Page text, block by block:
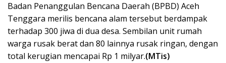
Badan Penanggulan Bencana Daerah (BPBD) Aceh
Tenggara merilis bencana alam tersebut berdampak
terhadap 300 jiwa di dua desa. Sembilan unit rumah
warga rusak berat dan 80 lainnya rusak ringan, dengan
total kerugian mencapai Rp 1 milyar.(MTis)